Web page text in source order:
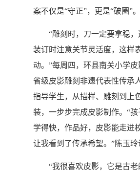
案不仅是“守正”，更是“破圈”。
“雕刻时，刀一定要拿稳，
装订时注意关节灵活度，这样
动。”每周四，环县南关小学皮
省级皮影雕刻非遗代表性传承
指导学生，从描样、雕刻到上
装，一步步完成皮影制作。“孩
学得快，作品好，皮影能走进
让我看到了传承希望。”陈玉玲
“我很喜欢皮影，它是古老